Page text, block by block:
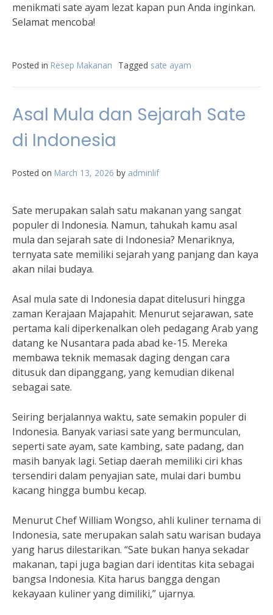
menikmati sate ayam lezat kapan pun Anda inginkan.
Selamat mencoba!
Posted in Resep Makanan Tagged sate ayam
Asal Mula dan Sejarah Sate
di Indonesia
Posted on March 13, 2026 by adminlif
Sate merupakan salah satu makanan yang sangat
populer di Indonesia. Namun, tahukah kamu asal
mula dan sejarah sate di Indonesia? Menariknya,
ternyata sate memiliki sejarah yang panjang dan kaya
akan nilai budaya.
Asal mula sate di Indonesia dapat ditelusuri hingga
zaman Kerajaan Majapahit. Menurut sejarawan, sate
pertama kali diperkenalkan oleh pedagang Arab yang
datang ke Nusantara pada abad ke-15. Mereka
membawa teknik memasak daging dengan cara
ditusuk dan dipanggang, yang kemudian dikenal
sebagai sate.
Seiring berjalannya waktu, sate semakin populer di
Indonesia. Banyak variasi sate yang bermunculan,
seperti sate ayam, sate kambing, sate padang, dan
masih banyak lagi. Setiap daerah memiliki ciri khas
tersendiri dalam penyajian sate, mulai dari bumbu
kacang hingga bumbu kecap.
Menurut Chef William Wongso, ahli kuliner ternama di
Indonesia, sate merupakan salah satu warisan budaya
yang harus dilestarikan. “Sate bukan hanya sekadar
makanan, tapi juga bagian dari identitas kita sebagai
bangsa Indonesia. Kita harus bangga dengan
kekayaan kuliner yang dimiliki,” ujarnya.